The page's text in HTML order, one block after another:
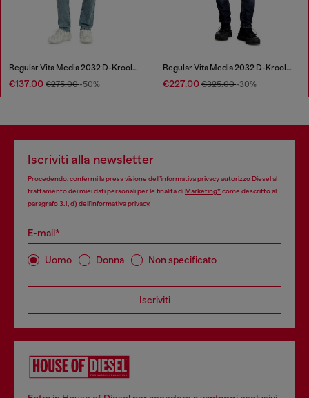
Regular Vita Media 2032 D-Krooley Joggjeans®
€137.00 €275.00-50%
Regular Vita Media 2032 D-Krooley Joggjeans®
€227.00 €325.00-30%
Iscriviti alla newsletter
Procedendo, confermi la presa visione dell’informativa privacyautorizzo Diesel al
trattamento dei miei dati personali per le finalità diMarketing*come descritto al
paragrafo 3.1, d) dell’informativa privacy.
E-mail*
Uomo Donna Non specificato
Iscriviti